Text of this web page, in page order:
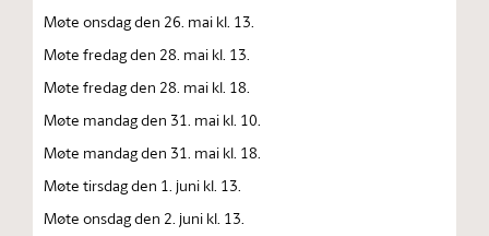
Møte onsdag den 26. mai kl. 13.
Møte fredag den 28. mai kl. 13.
Møte fredag den 28. mai kl. 18.
Møte mandag den 31. mai kl. 10.
Møte mandag den 31. mai kl. 18.
Møte tirsdag den 1. juni kl. 13.
Møte onsdag den 2. juni kl. 13.